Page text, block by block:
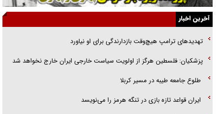
پلیس
آخرین اخبار
تهدید‌های ترامپ هیچ‌وقت بازدارندگی برای او نیاورد
پزشکیان: فلسطین هرگز از اولویت سیاست خارجی ایران خارج نخواهد شد
طلوع جامعه طیبه در مسیر کربلا
ایران قواعد تازه بازی در تنگه هرمز را می‌نویسد